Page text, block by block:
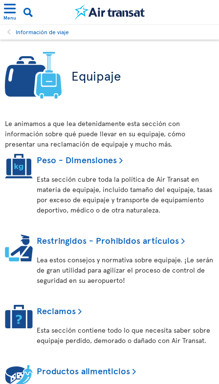
Menu
Información de viaje
Equipaje
Le animamos a que lea detenidamente esta sección con
información sobre qué puede llevar en su equipaje, cómo
presentar una reclamación de equipaje y mucho más.
Peso - Dimensiones
Esta sección cubre toda la política de Air Transat en
materia de equipaje, incluido tamaño del equipaje, tasas
por exceso de equipaje y transporte de equipamiento
deportivo, médico o de otra naturaleza.
Restringidos - Prohibidos artículos
Lea estos consejos y normativa sobre equipaje. ¡Le serán
de gran utilidad para agilizar el proceso de control de
seguridad en su aeropuerto!
Reclamos
Esta sección contiene todo lo que necesita saber sobre
equipaje perdido, demorado o dañado con Air Transat.
Productos alimenticios